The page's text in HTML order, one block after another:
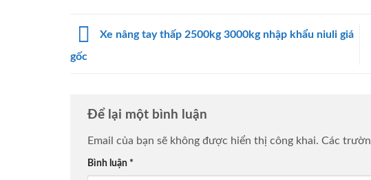
Xe nâng tay thấp 2500kg 3000kg nhập khẩu niuli giá
gốc
Để lại một bình luận
Email của bạn sẽ không được hiển thị công khai. Các
Bình luận *